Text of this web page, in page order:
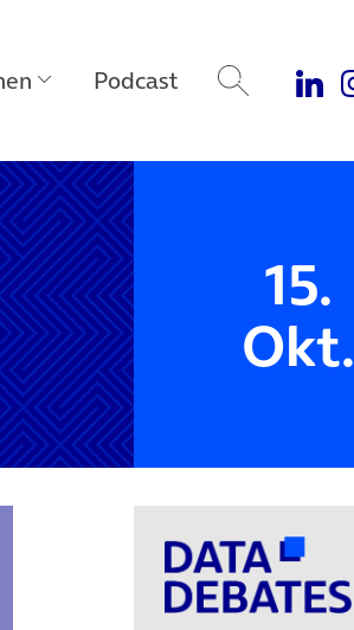
Podcast
15.
Okt.